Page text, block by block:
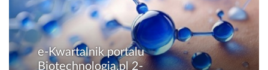
e-Kwartalnik portalu
Biotechnologia.pl 2-